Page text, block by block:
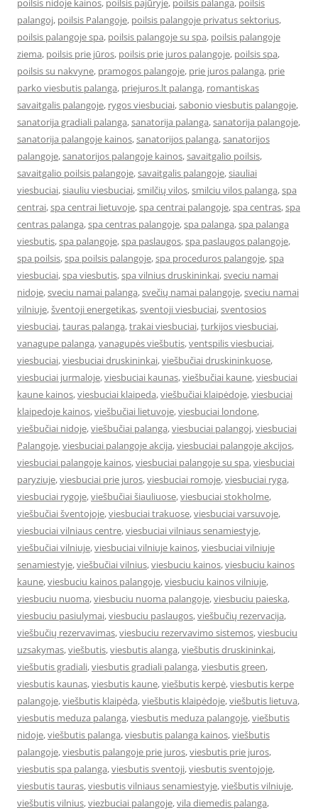
poilsis nidoje kainos, poilsis pajūryje, poilsis palanga, poilsis
palangoj, poilsis Palangoje, poilsis palangoje privatus sektorius,
poilsis palangoje spa, poilsis palangoje su spa, poilsis palangoje
ziema, poilsis prie jūros, poilsis prie juros palangoje, poilsis spa,
poilsis su nakvyne, pramogos palangoje, prie juros palanga, prie
parko viesbutis palanga, priejuros.lt palanga, romantiskas
savaitgalis palangoje, rygos viesbuciai,sabonio viesbutis palangoje,
sanatorija gradiali palanga,sanatorija palanga,sanatorija palangoje,
sanatorija palangoje kainos,sanatorijos palanga,sanatorijos
palangoje,sanatorijos palangoje kainos,savaitgalio poilsis,
savaitgalio poilsis palangoje,savaitgalis palangoje,siauliai
viesbuciai,siauliu viesbuciai,smilčių vilos,smilciu vilos palanga,spa
centrai,spa centrai lietuvoje,spa centrai palangoje,spa centras,spa
centras palanga,spa centras palangoje,spa palanga,spa palanga
viesbutis,spa palangoje,spa paslaugos,spa paslaugos palangoje,
spa poilsis,spa poilsis palangoje,spa proceduros palangoje,spa
viesbuciai,spa viesbutis,spa vilnius druskininkai,sveciu namai
nidoje,sveciu namai palanga,svečių namai palangoje,sveciu namai
vilniuje,šventoji energetikas,sventoji viesbuciai,sventosios
viesbuciai,tauras palanga,trakai viesbuciai,turkijos viesbuciai,
vanagupe palanga,vanagupės viešbutis,ventspilis viesbuciai,
viesbuciai,viesbuciai druskininkai,viešbučiai druskininkuose,
viesbuciai jurmaloje,viesbuciai kaunas,viešbučiai kaune,viesbuciai
kaune kainos,viesbuciai klaipeda,viešbučiai klaipėdoje,viesbuciai
klaipedoje kainos,viešbučiai lietuvoje,viesbuciai londone,
viešbučiai nidoje,viešbučiai palanga,viesbuciai palangoj,viesbuciai
Palangoje,viesbuciai palangoje akcija,viesbuciai palangoje akcijos,
viesbuciai palangoje kainos,viesbuciai palangoje su spa,viesbuciai
paryziuje,viesbuciai prie juros,viesbuciai romoje,viesbuciai ryga,
viesbuciai rygoje,viešbučiai šiauliuose,viesbuciai stokholme,
viešbučiai šventojoje,viesbuciai trakuose,viesbuciai varsuvoje,
viesbuciai vilniaus centre,viesbuciai vilniaus senamiestyje,
viešbučiai vilniuje,viesbuciai vilniuje kainos,viesbuciai vilniuje
senamiestyje,viešbučiai vilnius,viesbuciu kainos,viesbuciu kainos
kaune,viesbuciu kainos palangoje,viesbuciu kainos vilniuje,
viesbuciu nuoma,viesbuciu nuoma palangoje,viesbuciu paieska,
viesbuciu pasiulymai,viesbuciu paslaugos,viešbučių rezervacija,
viešbučių rezervavimas,viesbuciu rezervavimo sistemos,viesbuciu
uzsakymas,viešbutis,viesbutis alanga,viešbutis druskininkai,
viešbutis gradiali,viesbutis gradiali palanga,viesbutis green,
viesbutis kaunas,viesbutis kaune,viešbutis kerpė,viesbutis kerpe
palangoje,viešbutis klaipėda,viešbutis klaipėdoje,viešbutis lietuva,
viesbutis meduza palanga,viesbutis meduza palangoje,viešbutis
nidoje,viešbutis palanga,viesbutis palanga kainos,viešbutis
palangoje,viesbutis palangoje prie juros,viesbutis prie juros,
viesbutis spa palanga,viesbutis sventoji,viesbutis sventojoje,
viesbutis tauras,viesbutis vilniaus senamiestyje,viešbutis vilniuje,
viešbutis vilnius,viezbuciai palangoje,vila diemedis palanga,